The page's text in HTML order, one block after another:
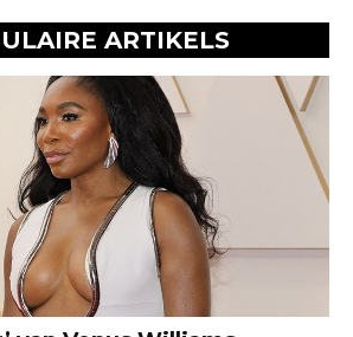
ARTIKELS